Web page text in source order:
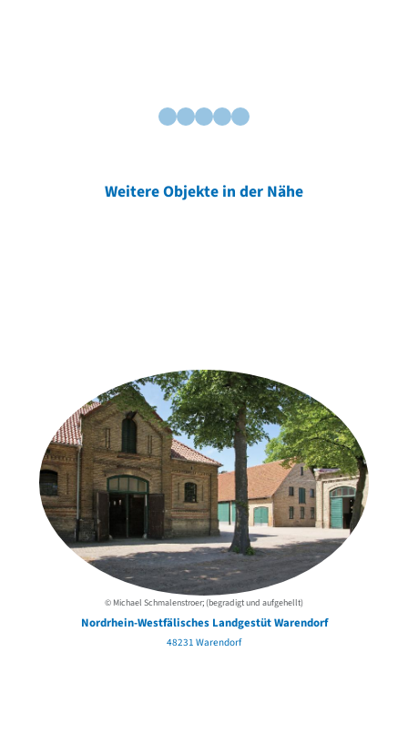
Weitere Objekte in der Nähe
© Michael Schmalenstroer; (begradigt und aufgehellt)
Nordrhein-Westfälisches Landgestüt Warendorf
48231 Warendorf